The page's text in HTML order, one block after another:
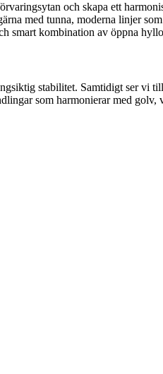
och skapa ett
med tunna, moderna linjer
smart kombination av öppna
stabilitet. Samtidigt ser vi
som harmonierar med golv,